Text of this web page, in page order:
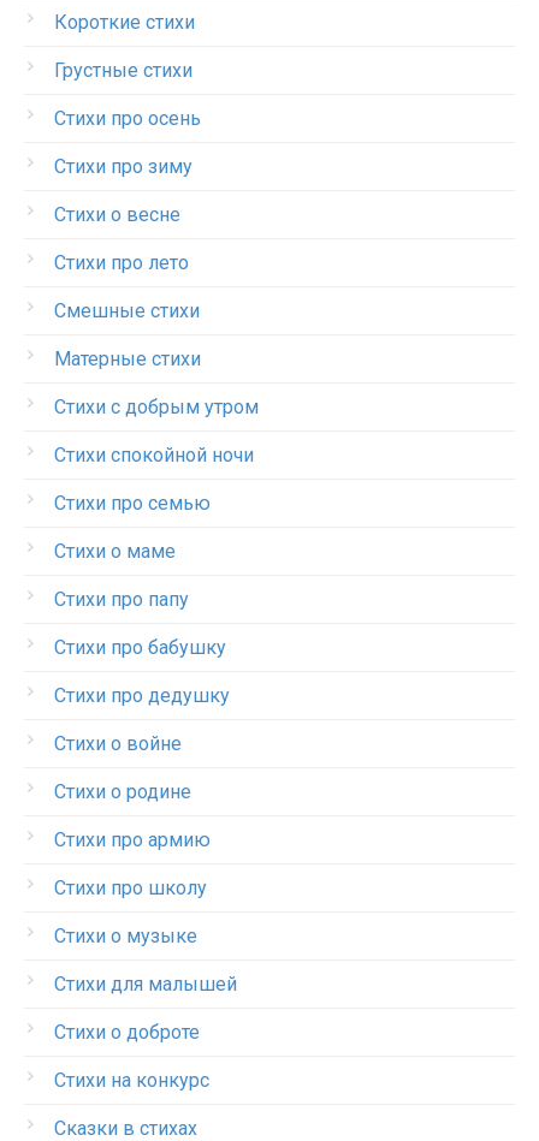
Короткие стихи
Грустные стихи
Стихи про осень
Стихи про зиму
Стихи о весне
Стихи про лето
Смешные стихи
Матерные стихи
Стихи с добрым утром
Стихи спокойной ночи
Стихи про семью
Стихи о маме
Стихи про папу
Стихи про бабушку
Стихи про дедушку
Стихи о войне
Стихи о родине
Стихи про армию
Стихи про школу
Стихи о музыке
Стихи для малышей
Стихи о доброте
Стихи на конкурс
Сказки в стихах